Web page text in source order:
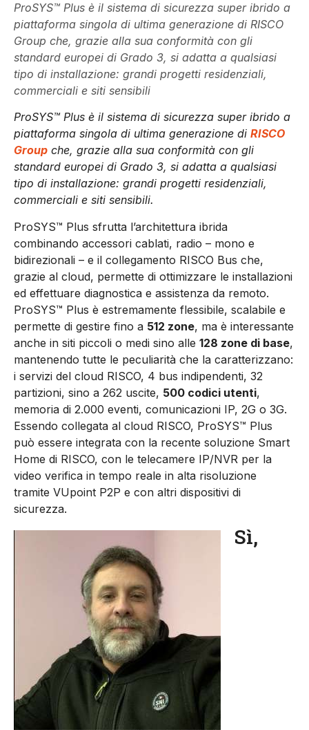
ProSYS™ Plus è il sistema di sicurezza super ibrido a
piattaforma singola di ultima generazione di RISCO
Group che, grazie alla sua conformità con gli
standard europei di Grado 3, si adatta a qualsiasi
tipo di installazione: grandi progetti residenziali,
commerciali e siti sensibili
ProSYS™ Plus è il sistema di sicurezza super ibrido a
piattaforma singola di ultima generazione di RISCO
Group che, grazie alla sua conformità con gli
standard europei di Grado 3, si adatta a qualsiasi
tipo di installazione: grandi progetti residenziali,
commerciali e siti sensibili.
ProSYS™ Plus sfrutta l’architettura ibrida
combinando accessori cablati, radio – mono e
bidirezionali – e il collegamento RISCO Bus che,
grazie al cloud, permette di ottimizzare le installazioni
ed effettuare diagnostica e assistenza da remoto.
ProSYS™ Plus è estremamente flessibile, scalabile e
permette di gestire fino a 512 zone, ma è interessante
anche in siti piccoli o medi sino alle 128 zone di base,
mantenendo tutte le peculiarità che la caratterizzano:
i servizi del cloud RISCO, 4 bus indipendenti, 32
partizioni, sino a 262 uscite, 500 codici utenti,
memoria di 2.000 eventi, comunicazioni IP, 2G o 3G.
Essendo collegata al cloud RISCO, ProSYS™ Plus
può essere integrata con la recente soluzione Smart
Home di RISCO, con le telecamere IP/NVR per la
video verifica in tempo reale in alta risoluzione
tramite VUpoint P2P e con altri dispositivi di
sicurezza.
Sì,